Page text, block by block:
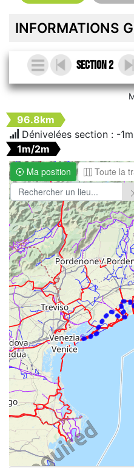
INFORMATIONS
Section 2
96.8km
Dénivelées section : -1m
1m/2m
Ma position
Toute la